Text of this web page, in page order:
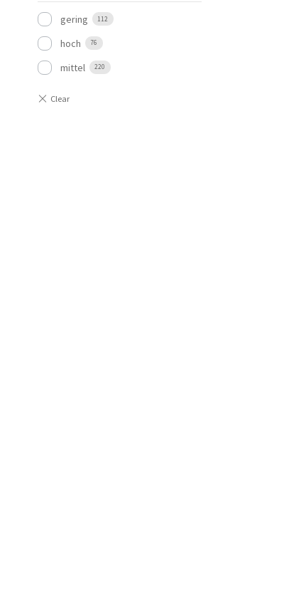
gering 112
hoch 76
mittel 220